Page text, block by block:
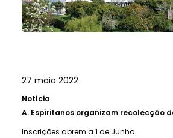
27 maio 2022
Notícia
A. Espiritanos organizam recolecção
Inscrições abrem a 1 de Junho.